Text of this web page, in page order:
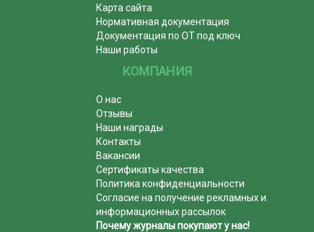
Карта сайта
Нормативная документация
Документация по ОТ под ключ
Наши работы
КОМПАНИЯ
О нас
Отзывы
Наши награды
Контакты
Вакансии
Сертификаты качества
Политика конфиденциальности
Согласие на получение рекламных и
информационных рассылок
Почему журналы покупают у нас!